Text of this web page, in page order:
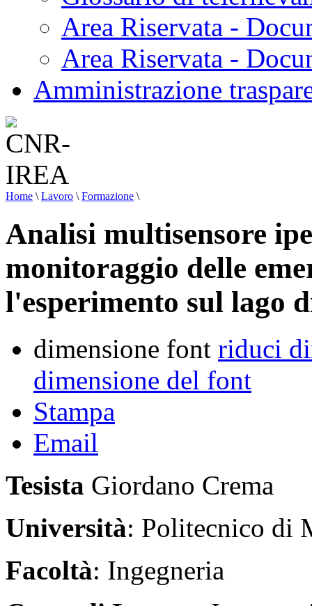
Area Riservata -
Area Riservata -
Amministrazione
Home \ Lavoro \ Formazione \
Analisi multisensore
monitoraggio delle
l'esperimento sul lago
dimensione font riduci
dimensione del font
Stampa
Email
Tesista Giordano Crema
Università: Politecnico di
Facoltà: Ingegneria